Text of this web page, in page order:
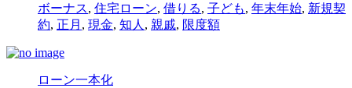
ボーナス, 住宅ローン, 借りる, 子ども, 年末年始, 新規契
約, 正月 , 現金, 知人 , 親戚, 限度額
ローン一本化